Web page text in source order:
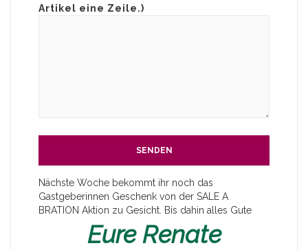
Artikel eine Zeile.)
Nächste Woche bekommt ihr noch das
Gastgeberinnen Geschenk von der SALE A
BRATION Aktion zu Gesicht. Bis dahin alles Gute
Eure Renate